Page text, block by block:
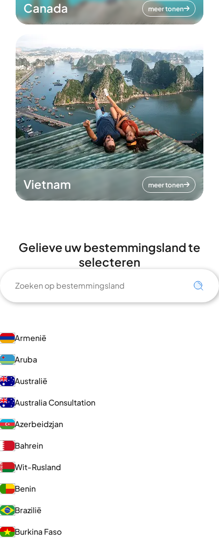
Canada meer tonen
Vietnam meer tonen
Gelieve uw bestemmingsland te
selecteren
Armenië
Aruba
Australië
Australia Consultation
Azerbeidzjan
Bahrein
Wit-Rusland
Benin
Brazilië
Burkina Faso